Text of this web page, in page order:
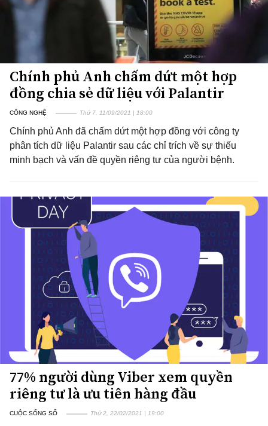
Chính phủ Anh chấm dứt một hợp
đồng chia sẻ dữ liệu với Palantir
CÔNG NGHỆ Thứ 7, 11/09/2021 | 18:00
Chính phủ Anh đã chấm dứt một hợp đồng với công ty
phân tích dữ liệu Palantir sau các chỉ trích về sự thiếu
minh bạch và vấn đề quyền riêng tư của người bệnh.
77% người dùng Viber xem quyền
riêng tư là ưu tiên hàng đầu
CUỘC SỐNG SỐ Thứ 2, 22/02/2021 | 19:00